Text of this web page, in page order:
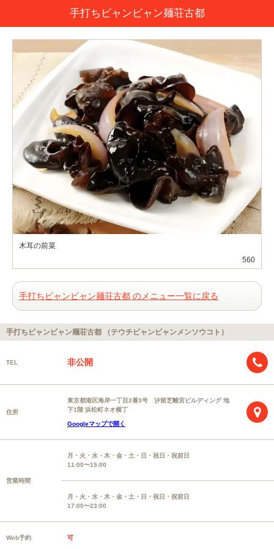
手打ちビャンビャン麺荘古都
木耳の前菜
560
手打ちビャンビャン麺荘古都 のメニュー一覧に戻る
手打ちビャンビャン麺荘古都 （テウチビャンビャンメンソウコト）
TEL 非公開
住所
東京都港区海岸一丁目2番3号 汐留芝離宮ビルディング 地
下1階 浜松町ネオ横丁
Googleマップで開く
営業時間
月・火・水・木・金・土・日・祝日・祝前日
11:00〜15:00
月・火・水・木・金・土・日・祝日・祝前日
17:00〜23:00
Web予約 可